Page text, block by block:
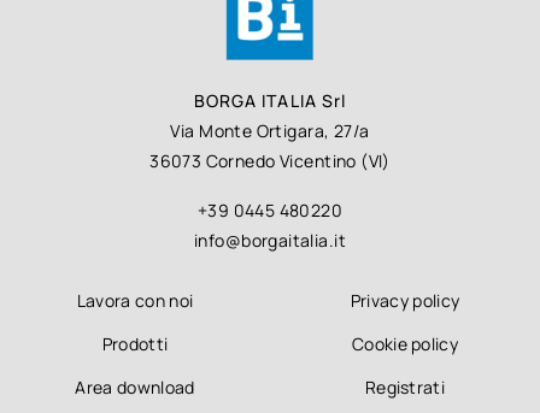
BORGA ITALIA Srl
Via Monte Ortigara, 27/a
36073 Cornedo Vicentino (VI)
+39 0445 480220
info@borgaitalia.it
Lavora con noi
Prodotti
Area download
Privacy policy
Cookie policy
Registrati